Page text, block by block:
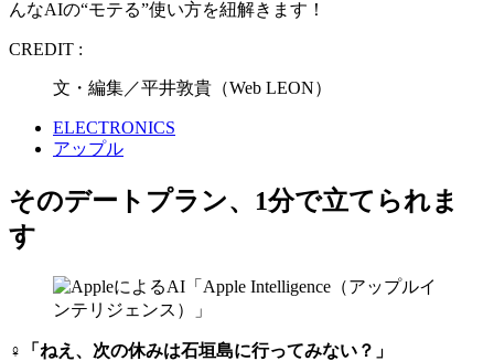
んなAIの“モテる”使い方を紐解きます！
CREDIT :
文・編集／平井敦貴（Web LEON）
ELECTRONICS
アップル
そのデートプラン、1分で立てられま
す
♀「ねえ、次の休みは石垣島に行ってみない？」